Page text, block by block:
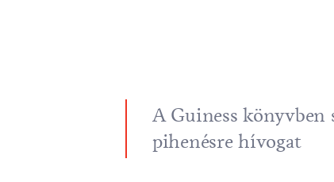
A Guiness könyvben
pihenésre hívogat